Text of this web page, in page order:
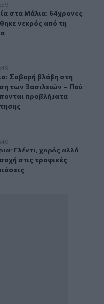
ανασύρθηκε νεκρός
στα Μάλια: 64χρονος
στα Μάλια: 64χρονος
νεκρός από τη
γεώτρηση των
Σοβαρή βλάβη στη
Σοβαρή βλάβη στη
των Βασιλειών – Πού
προβλήματα
και προσοχή στις
Γλέντι, χορός αλλά
Γλέντι, χορός αλλά
στις τροφικές